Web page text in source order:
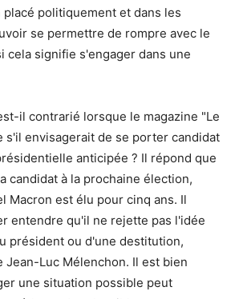
politiquement et dans les
se permettre de rompre avec le
cela signifie s'engager dans une
il contrarié lorsque le magazine "Le
s'il envisagerait de se porter candidat
anticipée ? Il répond que
candidat à la prochaine élection,
Macron est élu pour cinq ans. Il
entendre qu'il ne rejette pas l'idée
président ou d'une destitution,
Jean-Luc Mélenchon. Il est bien
une situation possible peut